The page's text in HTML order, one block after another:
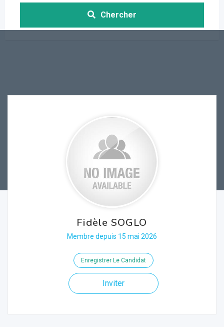
Chercher
Fidèle SOGLO
Membre depuis 15 mai 2026
Enregistrer Le Candidat
Inviter